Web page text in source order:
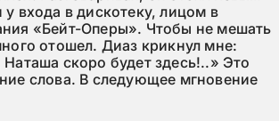
входа в дискотеку, лицом в
«Бейт-Оперы». Чтобы не мешать
отошел. Диаз крикнул мне:
скоро будет здесь!..» Это
слова. В следующее мгновение